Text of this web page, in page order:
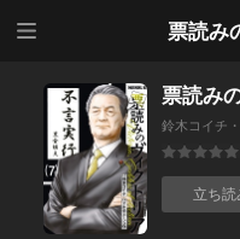
票読み
票読み
鈴木コイチ
立ち読